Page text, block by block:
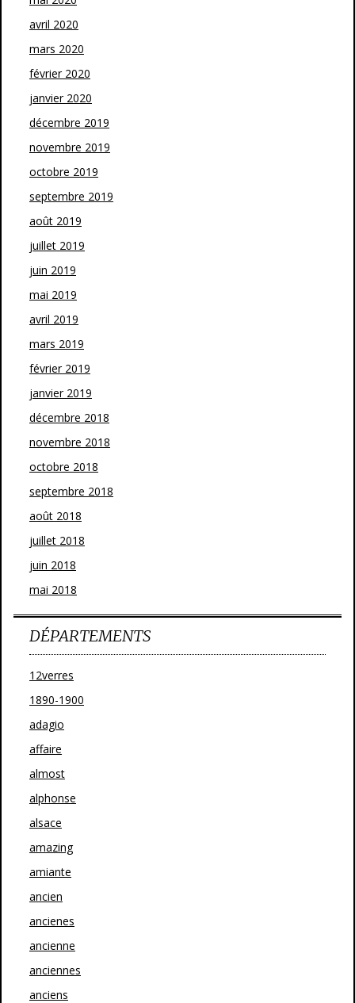
avril 2020
mars 2020
février 2020
janvier 2020
décembre 2019
novembre 2019
octobre 2019
septembre 2019
août 2019
juillet 2019
juin 2019
mai 2019
avril 2019
mars 2019
février 2019
janvier 2019
décembre 2018
novembre 2018
octobre 2018
septembre 2018
août 2018
juillet 2018
juin 2018
mai 2018
DÉPARTEMENTS
12verres
1890-1900
adagio
affaire
almost
alphonse
alsace
amazing
amiante
ancien
ancienes
ancienne
anciennes
anciens